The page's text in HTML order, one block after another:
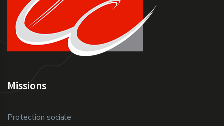
Missions
Protection sociale